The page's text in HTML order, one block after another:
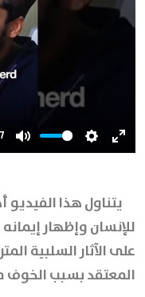
Mute Settings
يتناول هذا
للإنسان وإظهار
على الآثار السلبية
المعتقد بسبب الخوف